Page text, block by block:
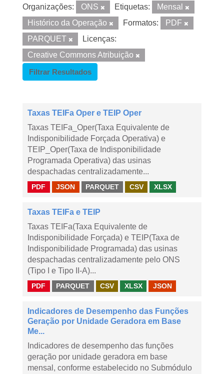
Organizações: ONS Etiquetas:
Mensal
Histórico da Operação
Formatos:
PDF
PARQUET
Licenças:
Creative Commons Atribuição
Filtrar Resultados
Taxas TEIFa Oper e TEIP Oper
Taxas TEIFa_Oper(Taxa Equivalente de
Indisponibilidade Forçada Operativa) e
TEIP_Oper(Taxa de Indisponibilidade
Programada Operativa) das usinas
despachadas centralizadamente...
PDF JSON PARQUET CSV XLSX
Taxas TEIFa e TEIP
Taxas TEIFa(Taxa Equivalente de
Indisponibilidade Forçada) e TEIP(Taxa de
Indisponibilidade Programada) das usinas
despachadas centralizadamente pelo ONS
(Tipo I e Tipo II-A)...
PDF PARQUET CSV XLSX JSON
Indicadores de Desempenho das Funções
Geração por Unidade Geradora em Base
Me...
Indicadores de desempenho das funções
geração por unidade geradora em base
mensal, conforme estabelecido no Submódulo